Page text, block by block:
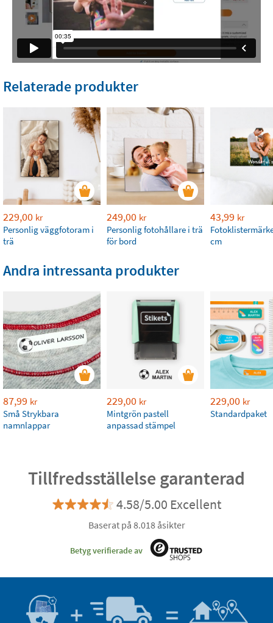
Relaterade produkter
229,00 kr
Personlig väggfotoram i
trä
249,00 kr
Personlig fotohållare i trä
för bord
43,99 kr
cm
Andra intressanta produkter
87,99 kr
Små Strykbara
namnlappar
229,00 kr
Mintgrön pastell
anpassad stämpel
229,00 kr
Standardpaket
Tillfredsställelse garanterad
4.58/5.00 Excellent
Baserat på 8.018 åsikter
Betyg verifierade av